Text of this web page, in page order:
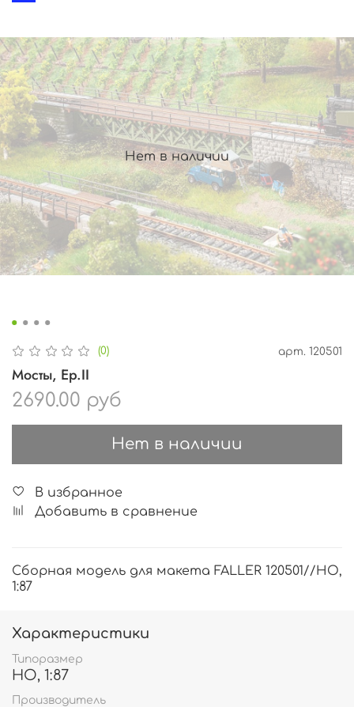
Нет в наличии
(0) арт. 120501
Мосты, Ep.II
2690.00 руб
Нет в наличии
В избранное
Добавить в сравнение
Сборная модель для макета FALLER 120501//HO,
1:87
Характеристики
Типоразмер
HO, 1:87
Производитель